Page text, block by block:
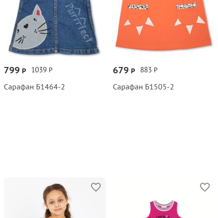
1039 Р
799 Р
Сарафан Б1464‑2
883 Р
679 Р
Сарафан Б1505‑2